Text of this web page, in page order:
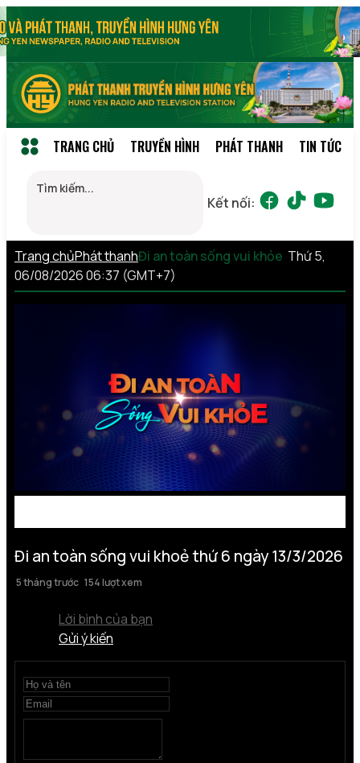
TRANG CHỦ TRUYỀN HÌNH PHÁT THANH TIN TỨC
Kết nối:
Trang chủPhát thanhĐi an toàn sống vui khỏe Thứ 5,
06/08/2026 06:37 (GMT+7)
Đi an toàn sống vui khoẻ thứ 6 ngày 13/3/2026
5 tháng trước 154 lượt xem
Lời bình của bạn
Gửi ý kiến